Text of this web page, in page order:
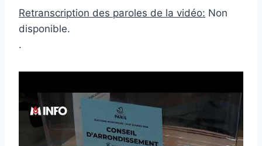
Retranscription des paroles de la vidéo: Non
disponible.
.